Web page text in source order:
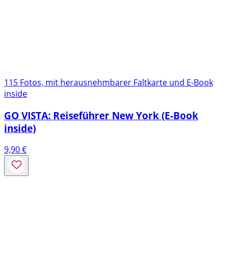
115 Fotos, mit herausnehmbarer Faltkarte und E-Book
inside
GO VISTA: Reiseführer New York (E-Book
inside)
9,90€